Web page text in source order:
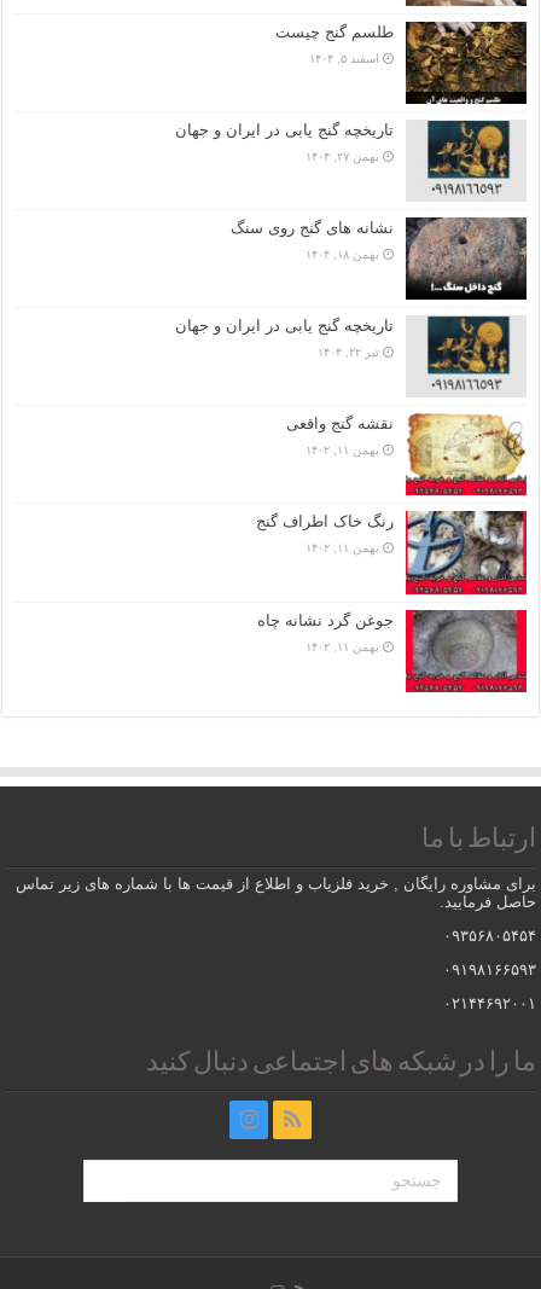
طلسم گنج چیست
اسفند ۵, ۱۴۰۴
تاریخچه گنج‌ یابی در ایران و جهان
بهمن ۲۷, ۱۴۰۴
نشانه های گنج روی سنگ
بهمن ۱۸, ۱۴۰۴
تاریخچه گنج‌ یابی در ایران و جهان
تیر ۲۲, ۱۴۰۴
نقشه گنج واقعی
بهمن ۱۱, ۱۴۰۲
رنگ خاک اطراف گنج
بهمن ۱۱, ۱۴۰۲
جوغن گرد نشانه چاه
بهمن ۱۱, ۱۴۰۲
ارتباط با ما
برای مشاوره رایگان , خرید فلزیاب و اطلاع از قیمت ها با شماره های زیر تماس
حاصل فرمایید.
۰۹۳۵۶۸۰۵۴۵۴
۰۹۱۹۸۱۶۶۵۹۳
۰۲۱۴۴۶۹۲۰۰۱
ما را در شبکه های اجتماعی دنبال کنید